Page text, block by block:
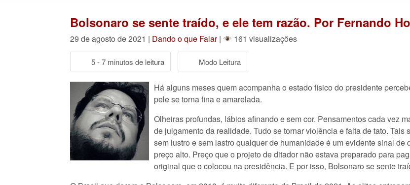
Bolsonaro se sente traído, e ele tem razão. Por Fernando
29 de agosto de 2021 | Dando o que Falar| 161 visualizações
5 - 7 minutos de leitura Modo Leitura
Há alguns meses quem acompanha o estado físico do presidente
pele se torna fina e amarelada.
Olheiras profundas, lábios afinando e sem cor. Pensamentos cada vez
de julgamento da realidade. Tudo se tornar violência e falta de tato.
sem lustro e sem lastro qualquer de humanidade é um evidente sinal
preço alto. Preço que o projeto de ditador não estava preparado para
original que o colocou na presidência. E por isso, Bolsonaro se sente